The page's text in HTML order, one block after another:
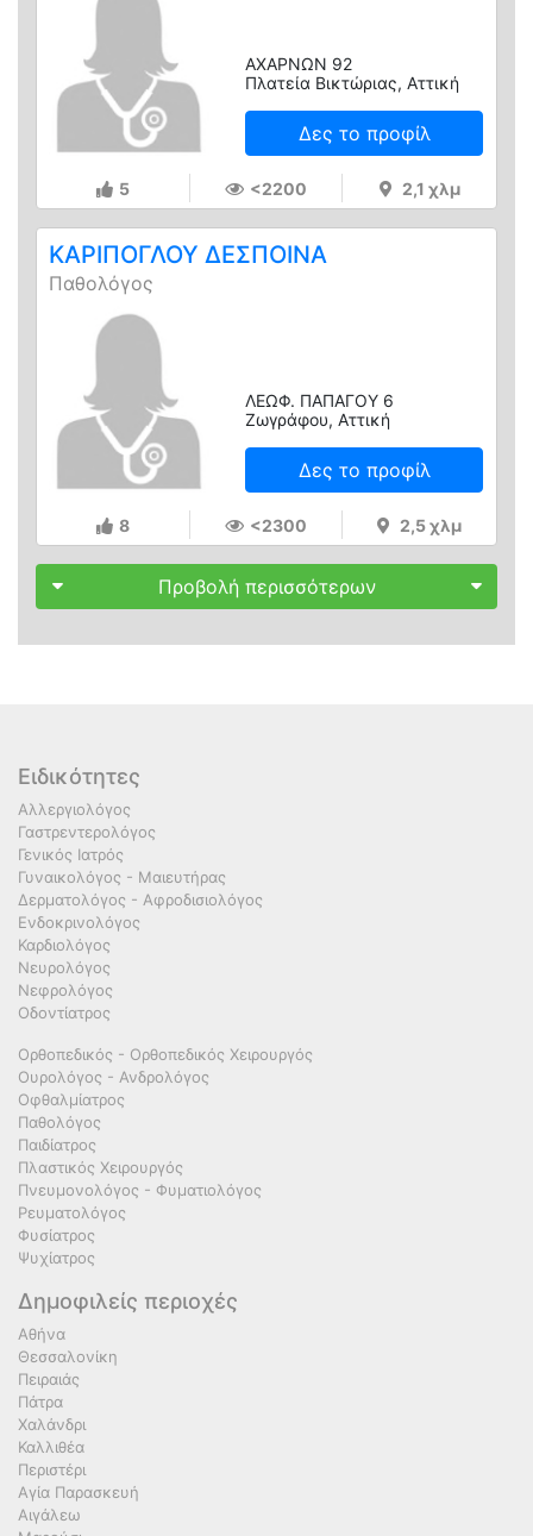
ΑΧΑΡΝΩΝ 92
Πλατεία Βικτώριας, Αττική
Δες το προφίλ
5 <2200 2,1 χλμ
ΚΑΡΙΠΟΓΛΟΥ ΔΕΣΠΟΙΝΑ
Παθολόγος
ΛΕΩΦ. ΠΑΠΑΓΟΥ 6
Ζωγράφου, Αττική
Δες το προφίλ
8 <2300 2,5 χλμ
Προβολή περισσότερων
Ειδικότητες
Αλλεργιολόγος
Γαστρεντερολόγος
Γενικός Ιατρός
Γυναικολόγος - Μαιευτήρας
Δερματολόγος - Αφροδισιολόγος
Ενδοκρινολόγος
Καρδιολόγος
Νευρολόγος
Νεφρολόγος
Οδοντίατρος
Ορθοπεδικός - Ορθοπεδικός Χειρουργός
Ουρολόγος - Ανδρολόγος
Οφθαλμίατρος
Παθολόγος
Παιδίατρος
Πλαστικός Χειρουργός
Πνευμονολόγος - Φυματιολόγος
Ρευματολόγος
Φυσίατρος
Ψυχίατρος
Δημοφιλείς περιοχές
Αθήνα
Θεσσαλονίκη
Πειραιάς
Πάτρα
Χαλάνδρι
Καλλιθέα
Περιστέρι
Αγία Παρασκευή
Αιγάλεω